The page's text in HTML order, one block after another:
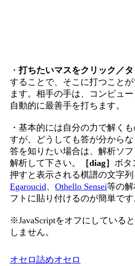
・打ちたいマスをクリック／
することで、そこに打つことが
ます。相手の手は、コンピュ
自動的に最善手を打ちます。
・基本的には自分の力で解く
すが、どうしても答が分からな
答を知りたい場合は、解析ソ
解析して下さい。
［diag］ ボタ
押すと表示される棋譜の文字列
Egaroucid、Othello Sensei等の解
フトに貼り付けるのが簡単です
※JavaScriptをオフにしている
しません。
オセロ詰めオセロ